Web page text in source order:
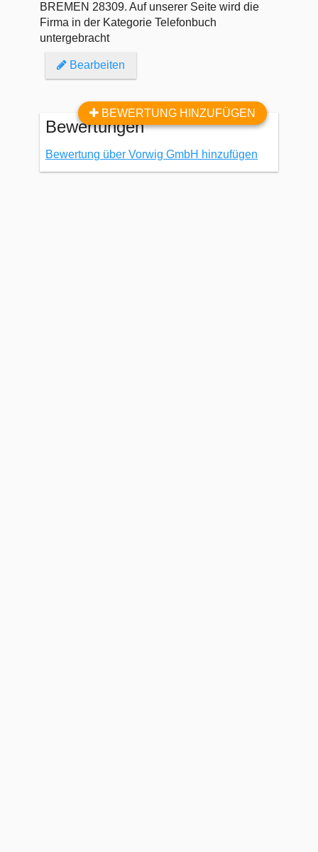
BREMEN 28309. Auf unserer Seite wird die
Firma in der Kategorie Telefonbuch
untergebracht
Bearbeiten
BEWERTUNG HINZUFÜGEN
Bewertungen
Bewertung über Vorwig GmbH hinzufügen